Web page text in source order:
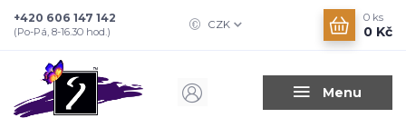
Menu
CZK
+420 606 147 142
(Po-Pá, 8-16.30 hod.)
0 ks
0 Kč